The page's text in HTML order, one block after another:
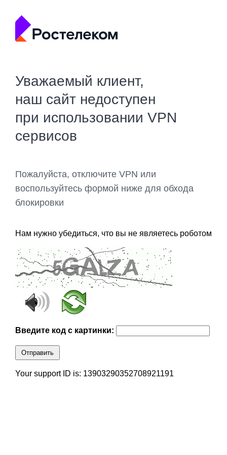
Уважаемый клиент,
наш сайт недоступен
при использовании VPN
сервисов
Пожалуйста, отключите VPN или
воспользуйтесь формой ниже для обхода
блокировки
Нам нужно убедиться, что вы не являетесь роботом
Введите код с картинки:
Отправить
Your support ID is: 13903290352708921191